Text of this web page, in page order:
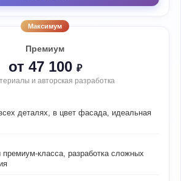
Максимум
Премиум
от 47 100 ₽
и авторская разработка
деталях, в цвет фасада, идеальная
класса, разработка сложных